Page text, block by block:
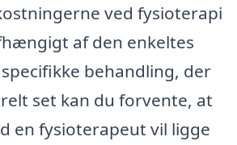
ved fysioterapi
af den enkeltes
behandling, der
set kan du forvente, at
en fysioterapeut vil ligge